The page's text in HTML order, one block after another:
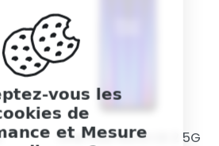
vous les
de
et Mesure
One Plus Nord CE 2 5G